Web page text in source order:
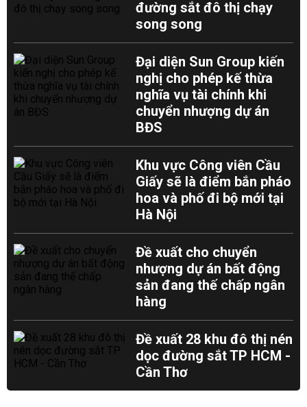
đường sắt đô thị chạy
song song
Đại diện Sun Group kiến
nghị cho phép kế thừa
nghĩa vụ tài chính khi
chuyển nhượng dự án
BĐS
Khu vực Công viên Cầu
Giấy sẽ là điểm bắn pháo
hoa và phố đi bộ mới tại
Hà Nội
Đề xuất cho chuyển
nhượng dự án bất động
sản đang thế chấp ngân
hàng
Đề xuất 28 khu đô thị nén
dọc đường sắt TP HCM -
Cần Thơ